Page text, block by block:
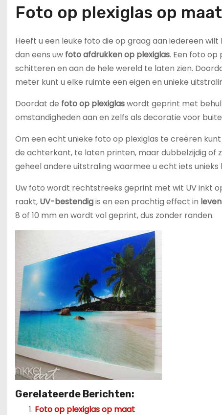
Foto op plexiglas op maat
Heeft u een leuke foto die op graag aan iedereen
dan eens uw foto afdrukken op plexiglas. Een foto op
schitteren en aan de hele wereld te laten zien.
meter kunt u elke ruimte een eigen en unieke
Doordat de foto op plexiglaswordt geprint met
omstandigheden aan en zelfs als decoratie voor
Om een echt unieke foto op plexiglas te creëren
de achterkant, te laten printen, maar dubbelzijdig
geheel andere uitstraling waarmee u echt iets unieks
Uw foto wordt rechtstreeks geprint met wit UV inkt
raakt, UV-bestendigis en een prachtig effect in
8 of 10 mm en wordt vol geprint, dus zonder randen.
Gerelateerde Berichten:
Foto op plexiglas op maat